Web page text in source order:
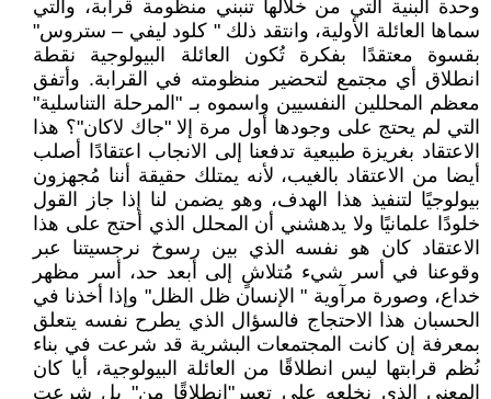
وحدة البنية التي من خلالها تنبني منظومة قرابة، والتي
سماها العائلة الأولية، وانتقد ذلك " كلود ليفي – ستروس"
بقسوة معتقدًا بفكرة تُكون العائلة البيولوجية نقطة
انطلاق أي مجتمع لتحضير منظومته في القرابة. وأتفق
معظم المحللين النفسيين واسموه بـ "المرحلة التناسلية"
التي لم يحتج على وجودها أول مرة إلا "جاك لاكان"؟ هذا
الاعتقاد بغريزة طبيعية تدفعنا إلى الانجاب اعتقادًا أصلب
أيضا من الاعتقاد بالغيب، لأنه يمتلك حقيقة أننا مُجهزون
بيولوجيًا لتنفيذ هذا الهدف، وهو يضمن لنا إذا جاز القول
خلودًا علمانيًا ولا يدهشني أن المحلل الذي أحتج على هذا
الاعتقاد كان هو نفسه الذي بين رسوخ نرجسيتنا عبر
وقوعنا في أسر شيء مُتلاشٍ إلى أبعد حد، أسر مظهر
خداع، وصورة مرآوية " الإنسان ظل الظل" وإذا أخذنا في
الحسبان هذا الاحتجاج فالسؤال الذي يطرح نفسه يتعلق
بمعرفة إن كانت المجتمعات البشرية قد شرعت في بناء
نُظم قرابتها ليس انطلاقًا من العائلة البيولوجية، أيا كان
المعنى الذي نخلعه على تعبير"انطلاقًا من" بل شرعت